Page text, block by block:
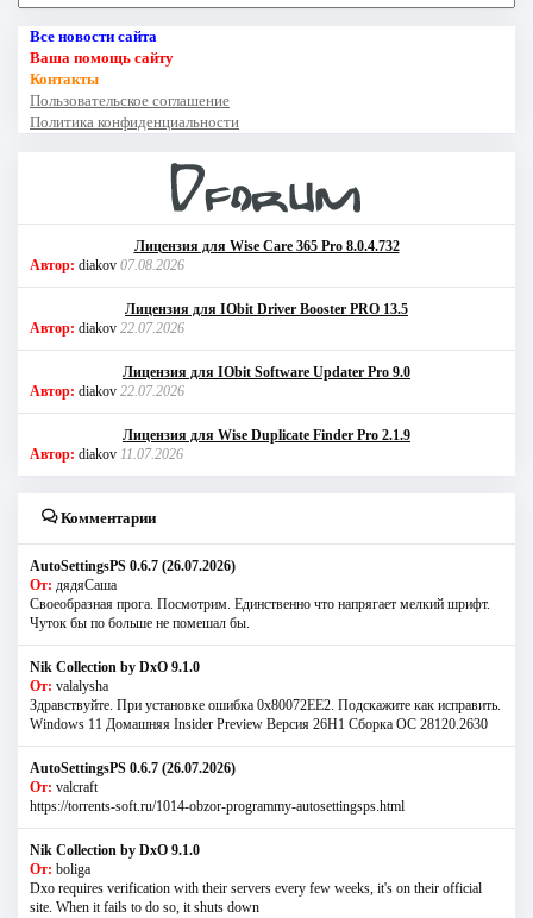
Все новости сайта
Ваша помощь сайту
Контакты
Пользовательское соглашение
Политика конфиденциальности
Лицензия для Wise Care 365 Pro 8.0.4.732
Автор: diakov 07.08.2026
Лицензия для IObit Driver Booster PRO 13.5
Автор: diakov 22.07.2026
Лицензия для IObit Software Updater Pro 9.0
Автор: diakov 22.07.2026
Лицензия для Wise Duplicate Finder Pro 2.1.9
Автор: diakov 11.07.2026
Комментарии
AutoSettingsPS 0.6.7 (26.07.2026)
От: дядяСаша
Своеобразная прога. Посмотрим. Единственно что напрягает мелкий шрифт.
Чуток бы по больше не помешал бы.
Nik Collection by DxO 9.1.0
От: valalysha
Здравствуйте. При установке ошибка 0х80072EE2. Подскажите как исправить.
Windows 11 Домашняя Insider Preview Версия 26H1 Сборка ОС 28120.2630
AutoSettingsPS 0.6.7 (26.07.2026)
От: valcraft
https://torrents-soft.ru/1014-obzor-programmy-autosettingsps.html
Nik Collection by DxO 9.1.0
От: boliga
Dxo requires verification with their servers every few weeks, it's on their official
site. When it fails to do so, it shuts down